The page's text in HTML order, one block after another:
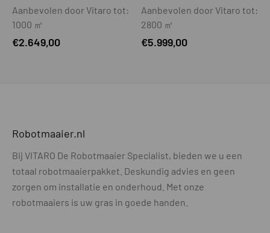
Beschermplaat t.b.v. mesjes Ja
Automatisch dubbele snijrichting
Draadloos maaien
Referentiestation noodzakelijk of
optioneel
NVT
Verbinding t.b.v. maaien zonder
Aanbevolen door Vitaro tot:
1000 ㎡
€2.649,00
Aanbevolen door Vitaro tot:
2800 ㎡
€5.999,00
Robotmaaier.nl
Bij VITARO De Robotmaaier Specialist, bieden we u een
totaal robotmaaierpakket. Deskundig advies en geen
zorgen om installatie en onderhoud. Met onze
robotmaaiers is uw gras in goede handen.